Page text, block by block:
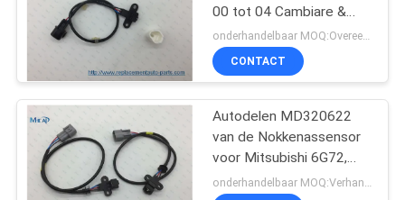
SITEMAP
PRIVACY
POLICY
00 tot 04 Cambiare &
Chrysler-Trapassensor
VE363336 J5T25175
MD329924
onderhandelbaar MOQ:Overeen te komen
CONTACT
Autodelen MD320622
van de Nokkenassensor
voor Mitsubishi 6G72,
6G74, Sohc 24V
onderhandelbaar MOQ:Verhandelbaar